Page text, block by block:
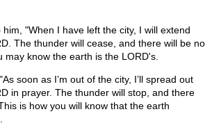
him, "When I have left the city, I will extend
The thunder will cease, and there will be no
may know the earth is the LORD's.
soon as I’m out of the city, I’ll spread out
in prayer. The thunder will stop, and there
is how you will know that the earth